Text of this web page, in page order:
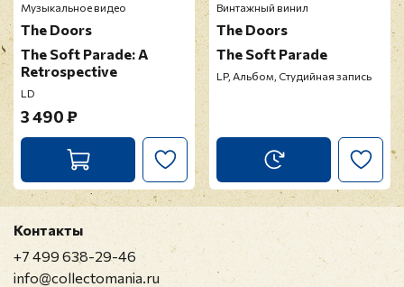
Музыкальное видео
The Doors
The Soft Parade: A
Retrospective
LD
3 490 ₽
Винтажный винил
The Doors
The Soft Parade
LP, Альбом, Студийная запись
Контакты
+7 499 638-29-46
info@collectomania.ru